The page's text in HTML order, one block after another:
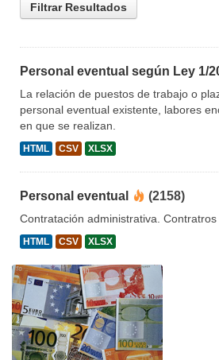
Filtrar Resultados
Personal eventual según Ley 1/
La relación de puestos de trabajo o
personal eventual existente, labores
en que se realizan.
HTML CSV XLSX
Personal eventual (2158)
Contratación administrativa. Contratros
HTML CSV XLSX